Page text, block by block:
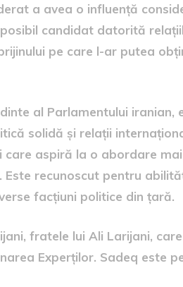
a avea o influență
candidat datorită
pe care l-ar putea
al Parlamentului iranian,
solidă și relații
aspiră la o abordare
recunoscut pentru
facțiuni politice din țară.
fratele lui Ali Larijani,
Experților. Sadeq este